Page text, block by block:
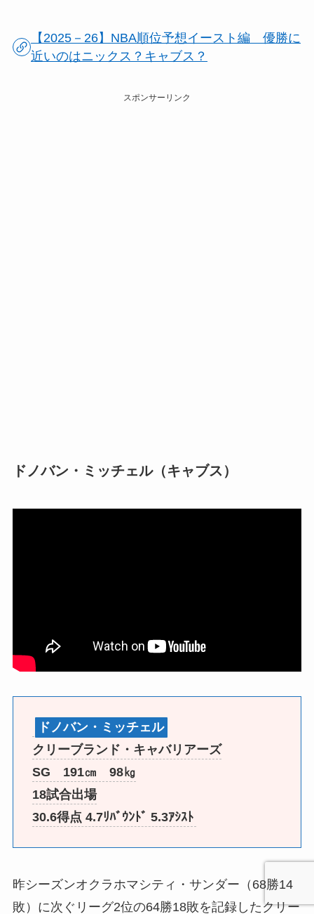
【2025－26】NBA順位予想イースト編 優勝に
近いのはニックス？キャブス？
スポンサーリンク
ドノバン・ミッチェル（キャブス）
ドノバン・ミッチェル
クリーブランド・キャバリアーズ
SG 191㎝ 98㎏
18試合出場
30.6得点 4.7ﾘﾊﾞｳﾝﾄﾞ 5.3ｱｼｽﾄ
昨シーズンオクラホマシティ・サンダー（68勝14
敗）に次ぐリーグ2位の64勝18敗を記録したクリー